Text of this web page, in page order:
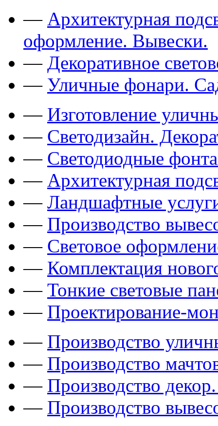
— Архитектурная
оформление. Вывески.
— Декоративное
— Уличные фонари.
— Изготовление
— Светодизайн.
— Светодиодные
— Архитектурная
— Ландшафтные
— Производство
— Световое
— Комплектация
— Тонкие световые
— Проектирование-
— Производство
— Производство
— Производство
— Производство